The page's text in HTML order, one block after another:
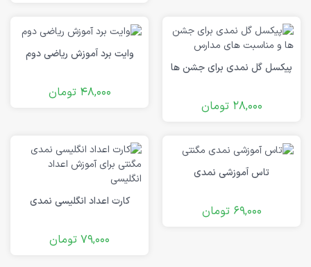
پیکسل گل نمدی برای جشن ها
28,000 تومان
وایت برد آموزش ریاضی دوم
48,000 تومان
تاس آموزشی نمدی
69,000 تومان
کارت اعداد انگلیسی نمدی
79,000 تومان